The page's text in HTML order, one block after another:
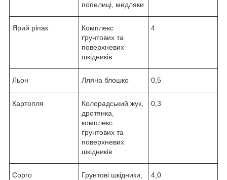
попелиці, медляки
Ярий ріпак
Комплекс
ґрунтових та
поверхневих
шкідників
4
Льон Лляна блошко 0,5
Картопля
Колорадський жук,
дротянка,
комплекс
ґрунтових та
поверхневих
шкідників
0,3
Сорго
Грунтові шкідники,
4,0